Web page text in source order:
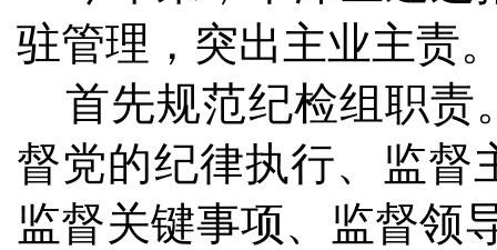
驻管理，突出主业主责
首先规范纪检组职责
督党的纪律执行、监督
监督关键事项、监督领